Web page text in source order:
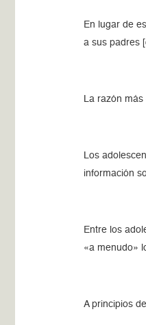
En lugar de
a sus padres
La razón
Los
información
Entre los
«a menudo»
A principios